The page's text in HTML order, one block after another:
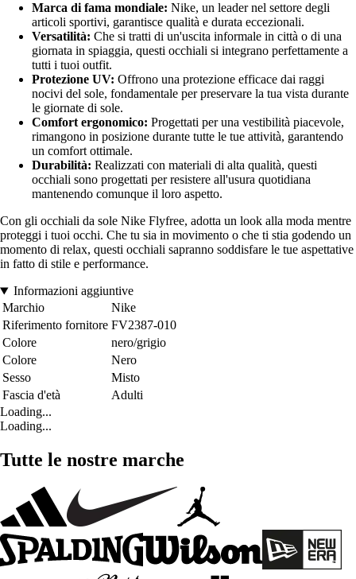
Marca di fama mondiale: Nike, un leader nel settore degli
articoli sportivi, garantisce qualità e durata eccezionali.
Versatilità: Che si tratti di un'uscita informale in città o di una
giornata in spiaggia, questi occhiali si integrano perfettamente a
tutti i tuoi outfit.
Protezione UV: Offrono una protezione efficace dai raggi
nocivi del sole, fondamentale per preservare la tua vista durante
le giornate di sole.
Comfort ergonomico: Progettati per una vestibilità piacevole,
rimangono in posizione durante tutte le tue attività, garantendo
un comfort ottimale.
Durabilità: Realizzati con materiali di alta qualità, questi
occhiali sono progettati per resistere all'usura quotidiana
mantenendo comunque il loro aspetto.
Con gli occhiali da sole Nike Flyfree, adotta un look alla moda mentre
proteggi i tuoi occhi. Che tu sia in movimento o che ti stia godendo un
momento di relax, questi occhiali sapranno soddisfare le tue aspettative
in fatto di stile e performance.
Informazioni aggiuntive
Marchio
Nike
Riferimento fornitore FV2387-010
Colore
nero/grigio
Colore
Nero
Sesso
Misto
Fascia d'età
Adulti
Loading...
Loading...
Tutte le nostre marche